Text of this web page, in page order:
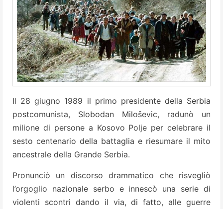
Il 28 giugno 1989 il primo presidente della Serbia
postcomunista, Slobodan Miloševic, radunò un
milione di persone a Kosovo Polje per celebrare il
sesto centenario della battaglia e riesumare il mito
ancestrale della Grande Serbia.
Pronunciò un discorso drammatico che risvegliò
l’orgoglio nazionale serbo e innescò una serie di
violenti scontri dando il via, di fatto, alle guerre